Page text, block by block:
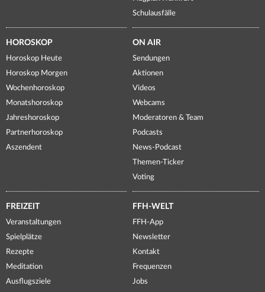
Schulausfälle
HOROSKOP
Horoskop Heute
Horoskop Morgen
Wochenhoroskop
Monatshoroskop
Jahreshoroskop
Partnerhoroskop
Aszendent
ON AIR
Sendungen
Aktionen
Videos
Webcams
Moderatoren & Team
Podcasts
News-Podcast
Themen-Ticker
Voting
FREIZEIT
Veranstaltungen
Spielplätze
Rezepte
Meditation
Ausflugsziele
FFH-WELT
FFH-App
Newsletter
Kontakt
Frequenzen
Jobs